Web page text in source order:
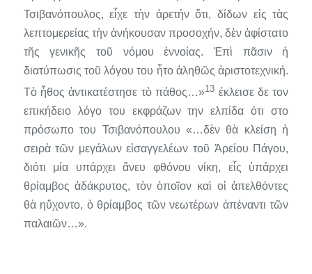
Τσιβανόπουλος, εἶχε τὴν ἀρετήν ὅτι, δίδων εἰς τὰς
λεπτομερείας τὴν ἀνήκουσαν προσοχήν, δὲν ἀφίστατο
τῆς γενικῆς τοῦ νόμου ἐννοίας. Ἐπὶ πᾶσιν ἡ
διατύπωσις τοῦ λόγου του ἦτο ἀληθῶς ἀριστοτεχνική.
Τὸ ἦθος ἀντικατέστησε τὸ πά­θος…»13 έκλεισε δε τον
επικήδειο λόγο του εκφράζων την ελπίδα ότι στο
πρόσωπο του Τσιβανόπουλου «…δὲν θὰ κλείση ἡ
σειρὰ τῶν μεγά­λων εἰσαγγελέων τοῦ Ἀρείου Πάγου,
διότι μία υπάρχει ἄνευ φθόνου νίκη, εἷς ὑπάρχει
θρίαμβος ἀδάκρυτος, τὸν ὁποῖον καὶ οἱ ἀπελθόντες
θὰ ηὔχοντο, ὁ θρίαμβος τῶν νεωτέρων ἀπέναντι τῶν
παλαιῶν…».